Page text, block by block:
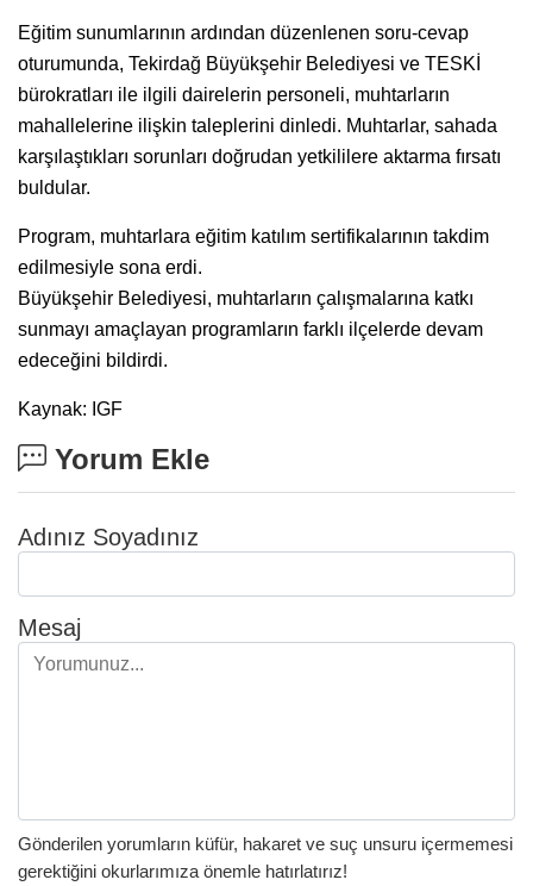
Eğitim sunumlarının ardından düzenlenen soru-cevap
oturumunda, Tekirdağ Büyükşehir Belediyesi ve TESKİ
bürokratları ile ilgili dairelerin personeli, muhtarların
mahallelerine ilişkin taleplerini dinledi. Muhtarlar, sahada
karşılaştıkları sorunları doğrudan yetkililere aktarma fırsatı
buldular.
Program, muhtarlara eğitim katılım sertifikalarının takdim
edilmesiyle sona erdi.
Büyükşehir Belediyesi, muhtarların çalışmalarına katkı
sunmayı amaçlayan programların farklı ilçelerde devam
edeceğini bildirdi.
Kaynak: IGF
Yorum Ekle
Adınız Soyadınız
Mesaj
Gönderilen yorumların küfür, hakaret ve suç unsuru içermemesi
gerektiğini okurlarımıza önemle hatırlatırız!